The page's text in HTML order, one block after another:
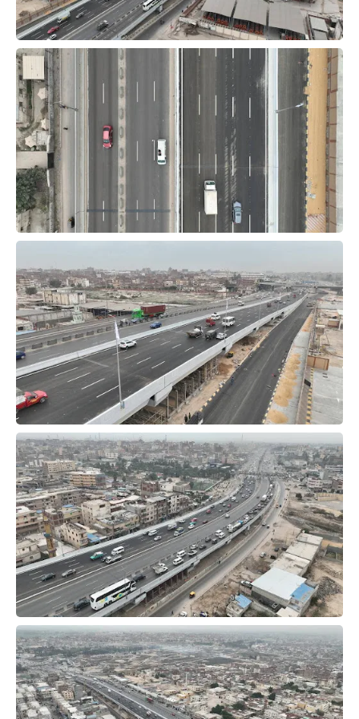
حوادث وقضايا
الصحه والجمال
فن المطبخ
مقالات